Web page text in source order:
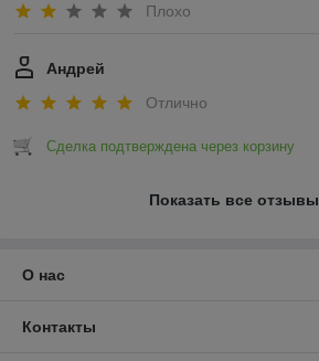
Плохо
Андрей
Отлично
Сделка подтверждена через корзину
Показать все отзывы
О нас
Контакты